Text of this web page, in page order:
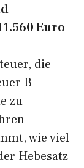
Euro
die
B
zu
wie viel
Hebesatz